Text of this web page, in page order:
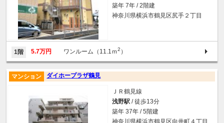
築年 7年 / 2階建
神奈川県横浜市鶴見区尻手２丁目
1階 5.7万円 ワンルーム（11.1ｍ2 ）
ダイホープラザ鶴見
マンション
ＪＲ鶴見線
浅野駅 / 徒歩13分
築年 37年 / 5階建